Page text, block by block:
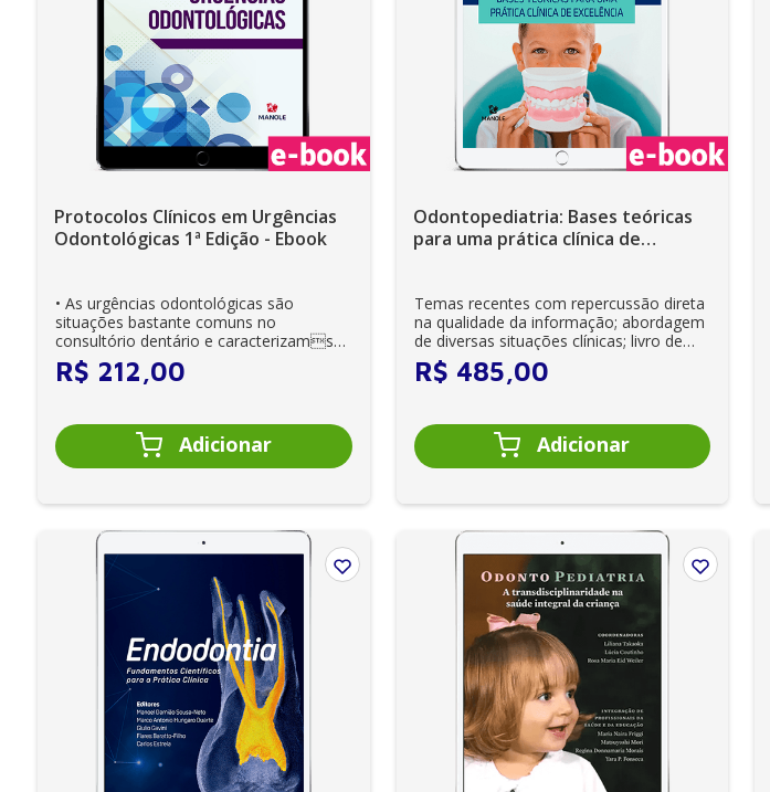
Protocolos Clínicos em Urgências
Odontológicas 1ª Edição - Ebook
• As urgências odontológicas são
situações bastante comuns no
consultório dentário e caracterizamse
por apresentar circ...
R$ 212 00
Odontopediatria: Bases teóricas
para uma prática clínica de
Temas recentes com repercussão direta
na qualidade da informação; abordagem
de diversas situações clínicas; livro de
exc...
R$ 485 00